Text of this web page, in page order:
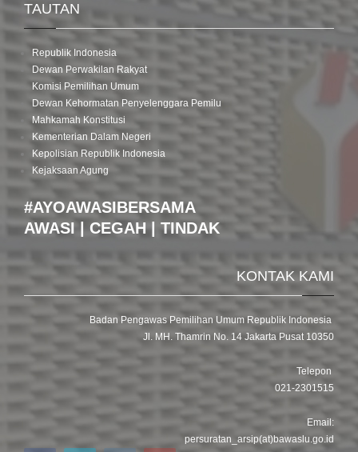
TAUTAN
Republik Indonesia
Dewan Perwakilan Rakyat
Komisi Pemilihan Umum
Dewan Kehormatan Penyelenggara Pemilu
Mahkamah Konstitusi
Kementerian Dalam Negeri
Kepolisian Republik Indonesia
Kejaksaan Agung
#AYOAWASIBERSAMA
AWASI | CEGAH | TINDAK
KONTAK KAMI
Badan Pengawas Pemilihan Umum Republik Indonesia
Jl. MH. Thamrin No. 14 Jakarta Pusat 10350
Telepon
021-2301515
Email:
persuratan_arsip(at)bawaslu.go.id